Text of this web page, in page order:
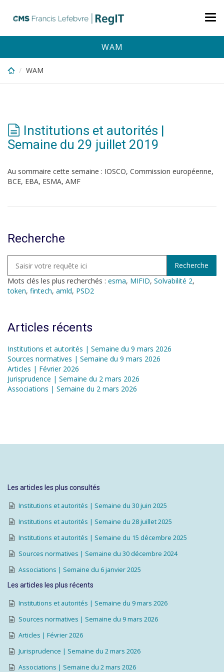
content
WAM
WAM
Institutions et autorités |
Semaine du 29 juillet 2019
Au sommaire cette semaine : IOSCO, Commission européenne,
BCE, EBA, ESMA, AMF
Recherche
Mots clés les plus recherchés : esma, MIFID, Solvabilité 2,
token, fintech, amld, PSD2
Articles récents
Institutions et autorités | Semaine du 9 mars 2026
Sources normatives | Semaine du 9 mars 2026
Articles | Février 2026
Jurisprudence | Semaine du 2 mars 2026
Associations | Semaine du 2 mars 2026
Les articles les plus consultés
Institutions et autorités | Semaine du 30 juin 2025
Institutions et autorités | Semaine du 28 juillet 2025
Institutions et autorités | Semaine du 15 décembre 2025
Sources normatives | Semaine du 30 décembre 2024
Associations | Semaine du 6 janvier 2025
Les articles les plus récents
Institutions et autorités | Semaine du 9 mars 2026
Sources normatives | Semaine du 9 mars 2026
Articles | Février 2026
Jurisprudence | Semaine du 2 mars 2026
Associations | Semaine du 2 mars 2026